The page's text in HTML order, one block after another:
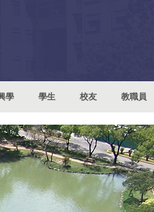
學 學生 校友 教職員